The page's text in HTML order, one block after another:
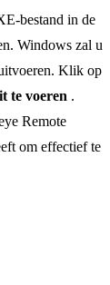
bestand in de
Windows zal u
Klik op
te voeren .
Remote
om effectief te